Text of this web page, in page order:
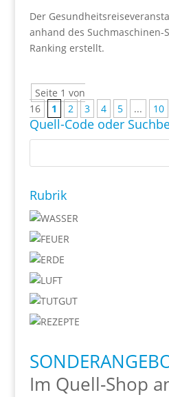
Der
anhand des Suchmaschinen-
Ranking erstellt.
Seite 1 von
16
1 2 3 4 5 ... 10
Quell-Code oder
Rubrik
Im Quell-Shop